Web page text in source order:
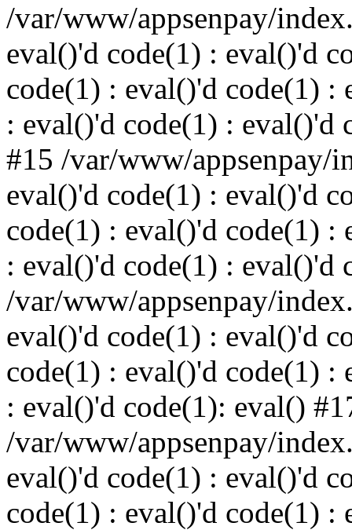
/var/www/appsenpay/
eval()'d code(1) : eval()'d
code(1) : eval()'d code(1) :
: eval()'d code(1) : eval()'d
#15 /var/www/appsenpay/
eval()'d code(1) : eval()'d
code(1) : eval()'d code(1) :
: eval()'d code(1) : eval()'d
/var/www/appsenpay/
eval()'d code(1) : eval()'d
code(1) : eval()'d code(1) :
: eval()'d code(1): eval()
/var/www/appsenpay/
eval()'d code(1) : eval()'d
code(1) : eval()'d code(1) :